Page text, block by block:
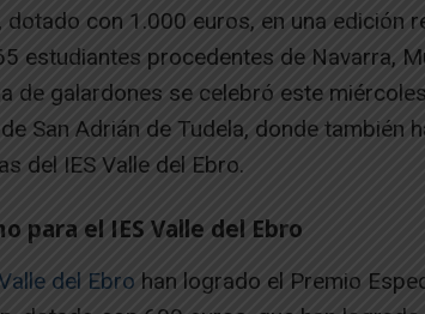
con 1.000 euros, en una edición
estudiantes procedentes de Navarra,
de galardones se celebró este
San Adrián de Tudela, donde también
del IES Valle del Ebro.
para el IES Valle del Ebro
del Ebro han logrado el Premio